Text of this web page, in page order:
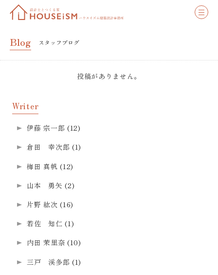
Blog スタッフブログ
投稿がありません。
Writer
伊藤 宗一郎 (12)
倉田 幸次郎 (1)
梅田 真帆 (12)
山本 勇矢 (2)
片野 紘次 (16)
若佐 知仁 (1)
内田 茉里奈 (10)
三戸 渓多郎 (1)